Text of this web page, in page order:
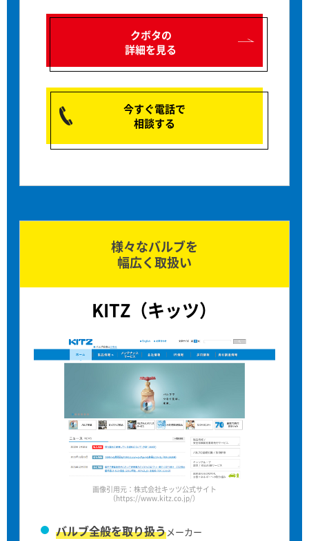
クボタの
詳細を見る
今すぐ電話で
相談する
様々なバルブを
幅広く取扱い
KITZ（キッツ）
画像引用元：株式会社キッツ公式サイト
（https://www.kitz.co.jp/）
バルブ全般を取り扱うメーカー